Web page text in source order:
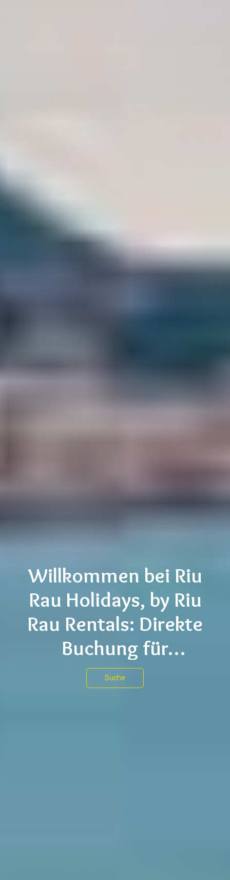
Willkommen bei Riu
Rau Holidays, by Riu
Rau Rentals: Direkte
Buchung für
Ferienunterkünfte
Suche